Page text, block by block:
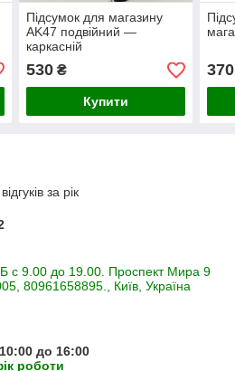
Підсумок для магазину
АK47 подвійний —
каркасній
530₴
Купити
370
за рік
с 9.00 до 19.00. Проспект Мира 9
80961658895., Київ, Україна
до 16:00
роботи